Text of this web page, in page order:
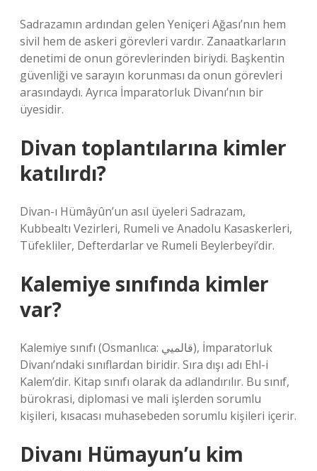
Sadrazamın ardından gelen Yeniçeri Ağası’nın hem
sivil hem de askeri görevleri vardır. Zanaatkarların
denetimi de onun görevlerinden biriydi. Başkentin
güvenliği ve sarayın korunması da onun görevleri
arasındaydı. Ayrıca İmparatorluk Divanı’nın bir
üyesidir.
Divan toplantılarına kimler
katılırdı?
Divan-ı Hümâyûn’un asıl üyeleri Sadrazam,
Kubbealtı Vezirleri, Rumeli ve Anadolu Kasaskerleri,
Tüfekliler, Defterdarlar ve Rumeli Beylerbeyi’dir.
Kalemiye sınıfında kimler
var?
Kalemiye sınıfı (Osmanlıca: قالميي‎), İmparatorluk
Divanı’ndaki sınıflardan biridir. Sıra dışı adı Ehl-i
Kalem’dir. Kitap sınıfı olarak da adlandırılır. Bu sınıf,
bürokrasi, diplomasi ve mali işlerden sorumlu
kişileri, kısacası muhasebeden sorumlu kişileri içerir.
Divanı Hümayun’u kim